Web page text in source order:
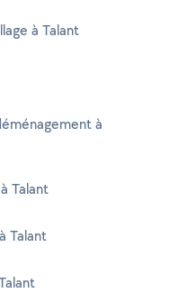
à Talant
à
Talant
Talant